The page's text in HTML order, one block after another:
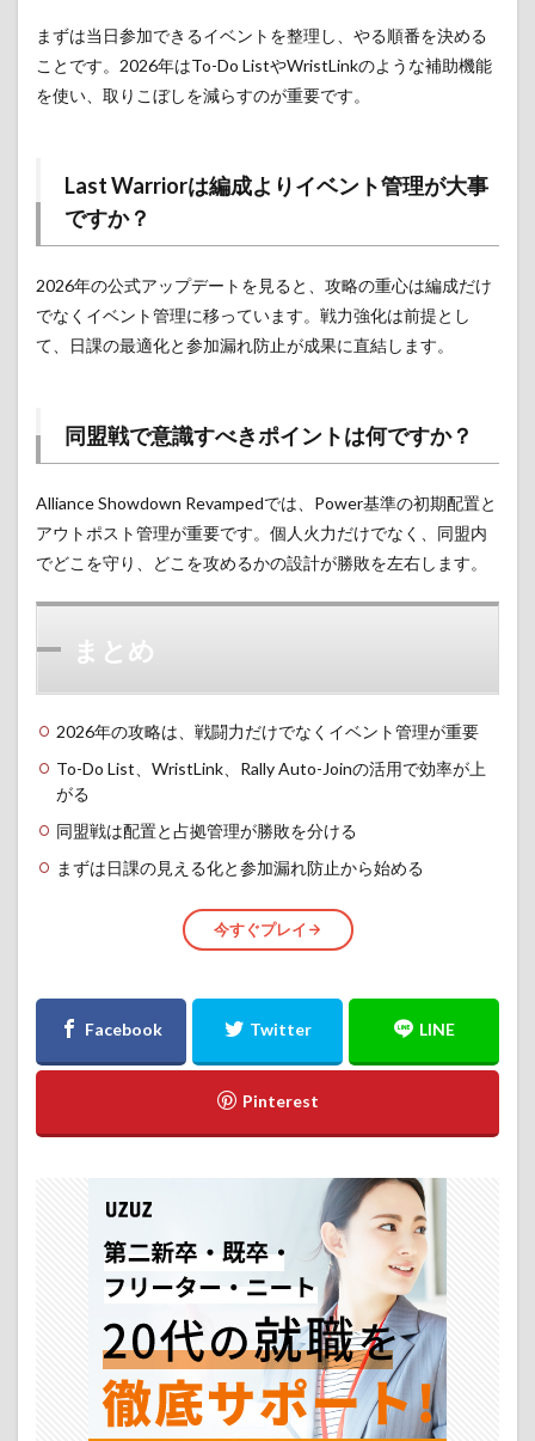
まずは当日参加できるイベントを整理し、やる順番を決める
ことです。2026年はTo-Do ListやWristLinkのような補助機能
を使い、取りこぼしを減らすのが重要です。
Last Warriorは編成よりイベント管理が大事
ですか？
2026年の公式アップデートを見ると、攻略の重心は編成だけ
でなくイベント管理に移っています。戦力強化は前提とし
て、日課の最適化と参加漏れ防止が成果に直結します。
同盟戦で意識すべきポイントは何ですか？
Alliance Showdown Revampedでは、Power基準の初期配置と
アウトポスト管理が重要です。個人火力だけでなく、同盟内
でどこを守り、どこを攻めるかの設計が勝敗を左右します。
まとめ
2026年の攻略は、戦闘力だけでなくイベント管理が重要
To-Do List、WristLink、Rally Auto-Joinの活用で効率が上
がる
同盟戦は配置と占拠管理が勝敗を分ける
まずは日課の見える化と参加漏れ防止から始める
今すぐプレイ